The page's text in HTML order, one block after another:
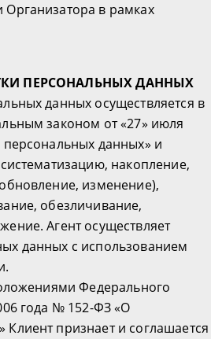
в рамках
ПЕРСОНАЛЬНЫХ ДАННЫХ
данных осуществляется в
законом от «27» июля
данных» и
накопление,
изменение),
обезличивание,
Агент осуществляет
данных с использованием
Федерального
года № 152-ФЗ «О
признает и соглашается